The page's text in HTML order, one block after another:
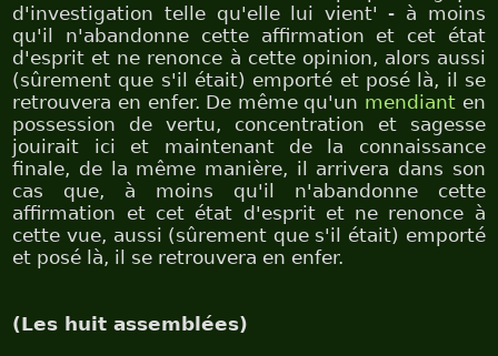
d'investigation telle qu'elle lui vient' - à moins
qu'il n'abandonne cette affirmation et cet état
d'esprit et ne renonce à cette opinion, alors aussi
(sûrement que s'il était) emporté et posé là, il se
retrouvera en enfer. De même qu'un mendiant en
possession de vertu, concentration et sagesse
jouirait ici et maintenant de la connaissance
finale, de la même manière, il arrivera dans son
cas que, à moins qu'il n'abandonne cette
affirmation et cet état d'esprit et ne renonce à
cette vue, aussi (sûrement que s'il était) emporté
et posé là, il se retrouvera en enfer.
(Les huit assemblées)